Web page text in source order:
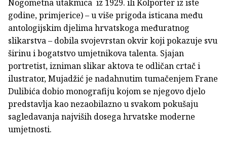
Nogometna utakmica iz 1929. ili Kolporter iz iste
godine, primjerice) – u više prigoda isticana među
antologijskim djelima hrvatskoga međuratnog
slikarstva – dobila svojevrstan okvir koji pokazuje svu
širinu i bogatstvo umjetnikova talenta. Sjajan
portretist, izniman slikar aktova te odličan crtač i
ilustrator, Mujadžić je nadahnutim tumačenjem Frane
Dulibića dobio monografiju kojom se njegovo djelo
predstavlja kao nezaobilazno u svakom pokušaju
sagledavanja najviših dosega hrvatske moderne
umjetnosti.